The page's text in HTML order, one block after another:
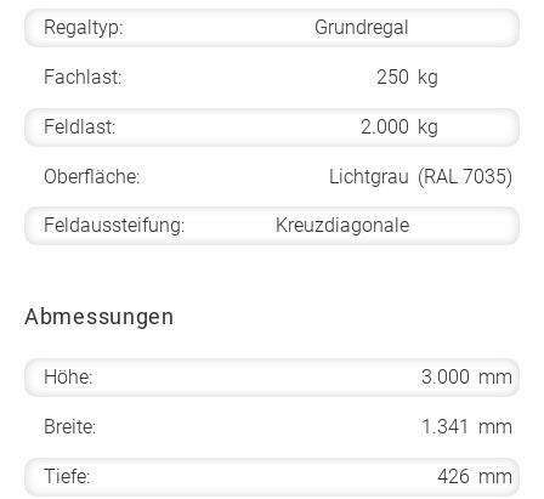
Regaltyp: Grundregal
Fachlast: 250 kg
Feldlast: 2.000 kg
Oberfläche: Lichtgrau (RAL 7035)
Feldaussteifung: Kreuzdiagonale
Abmessungen
Höhe: 3.000 mm
Breite: 1.341 mm
Tiefe: 426 mm